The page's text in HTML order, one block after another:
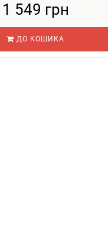
1 549 грн
ДО КОШИКА